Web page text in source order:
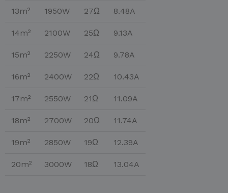
13m² 1950W 27Ω 8.48A
14m² 2100W 25Ω 9.13A
15m² 2250W 24Ω 9.78A
16m² 2400W 22Ω 10.43A
17m² 2550W 21Ω 11.09A
18m² 2700W 20Ω 11.74A
19m² 2850W 19Ω 12.39A
20m² 3000W 18Ω 13.04A